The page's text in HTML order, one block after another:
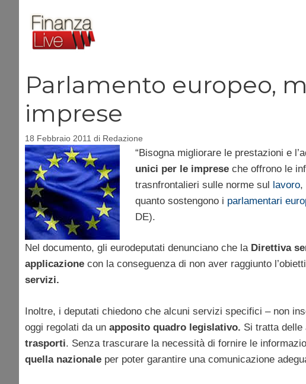
contenuto
Parlamento europeo,
imprese
18 Febbraio 2011 di Redazione
“Bisogna migliorare le prestazioni e
unici per le impreseche offrono le
trasnfrontalieri sulle norme sul lavoro,
quanto sostengono i parlamentari
DE).
Nel documento, gli eurodeputati denunciano che la Direttiva
applicazione con la conseguenza di non aver raggiunto
servizi.
Inoltre, i deputati chiedono che alcuni servizi specifici – non
oggi regolati da un apposito quadro legislativo. Si tratta
trasporti. Senza trascurare la necessità di fornire le
quella nazionale per poter garantire una comunicazione